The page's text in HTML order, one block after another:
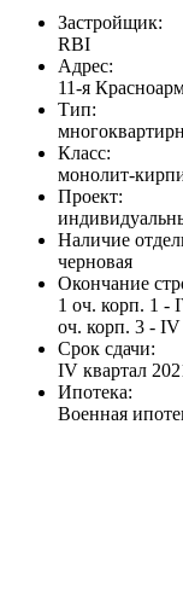
Застройщик:
RBI
Адрес:
11-я
Тип:
Класс:
монолит-
Проект:
Наличие
черновая
Окончание
1 оч. корп. 1 -
оч. корп. 3 - IV
Срок сдачи:
IV квартал
Ипотека:
Военная